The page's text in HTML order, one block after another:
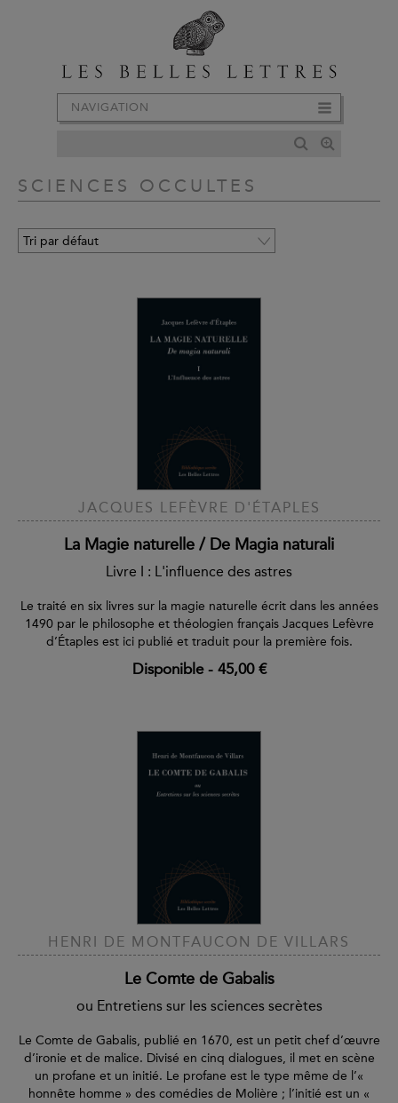
NAVIGATION
SCIENCES OCCULTES
JACQUES LEFÈVRE D'ÉTAPLES
La Magie naturelle / De Magia naturali
Livre I : L'influence des astres
Le traité en six livres sur la magie naturelle écrit dans les années
1490 par le philosophe et théologien français Jacques Lefèvre
d’Étaples est ici publié et traduit pour la première fois.
Disponible- 45,00 €
HENRI DE MONTFAUCON DE VILLARS
Le Comte de Gabalis
ou Entretiens sur les sciences secrètes
Le Comte de Gabalis, publié en 1670, est un petit chef d’œuvre
d’ironie et de malice. Divisé en cinq dialogues, il met en scène
un profane et un initié. Le profane est le type même de l’«
honnête homme » des comédies de Molière ; l’initié est un «